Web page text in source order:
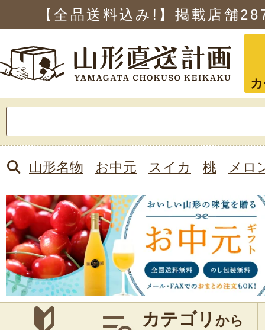
【全品送料込み!】掲載店舗
索:
山形名物 お中元 スイカ 桃 メロ
カテゴリ から